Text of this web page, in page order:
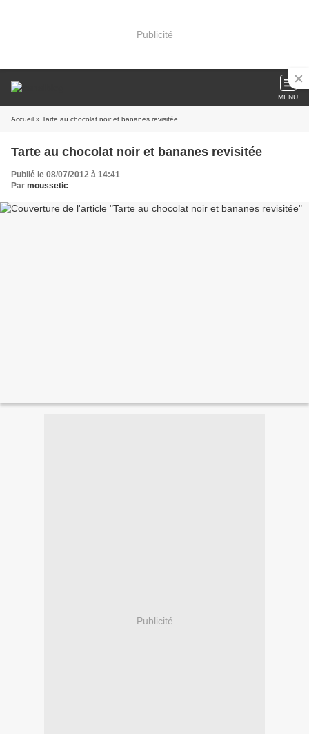
Publicité
MENU
Accueil » Tarte au chocolat noir et bananes revisitée
Tarte au chocolat noir et bananes revisitée
Publié le 08/07/2012 à 14:41
Par moussetic
Publicité